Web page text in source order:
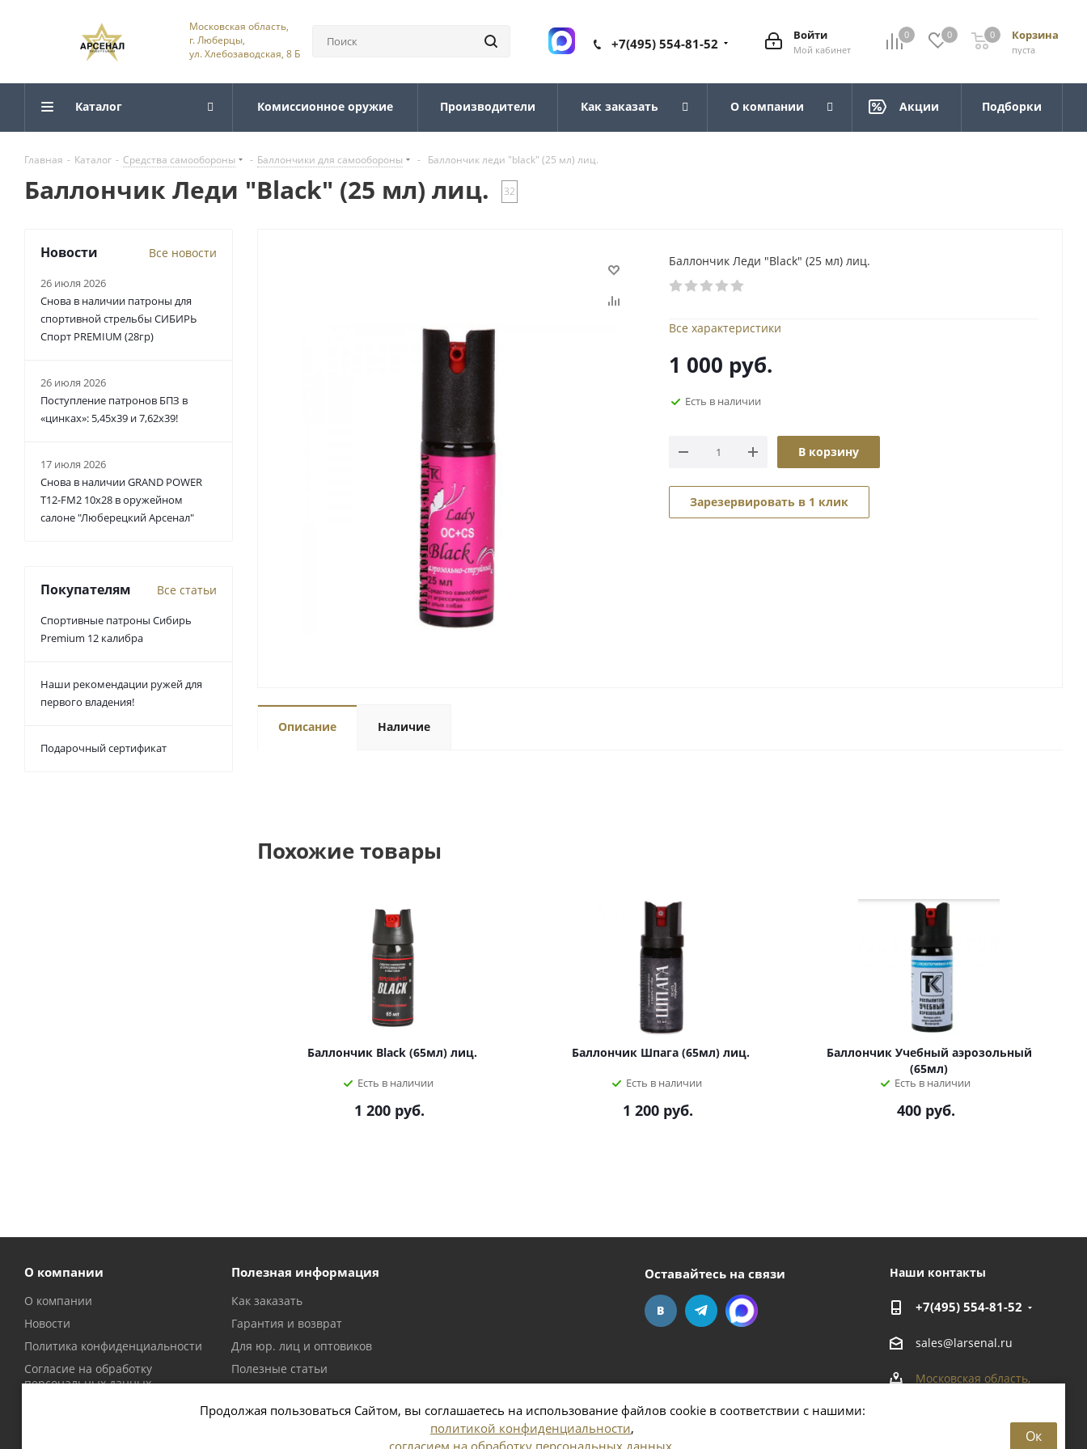
Продолжая пользоваться Сайтом, вы соглашаетесь на использование файлов cookie в соответствии с нашими:
политикой конфиденциальности,
согласием на обработку персональных данных
Ок
Московская область,
г. Люберцы,
ул. Хлебозаводская, 8 Б
0 0 Корзина
пуста
0
Войти
Мой кабинет
+7(495) 554-81-52
Каталог Комиссионное оружие Производители Как заказать О компании Акции Подборки
Главная - Каталог - Средства самообороны - Баллончики для самообороны - Баллончик леди "black" (25 мл) лиц.
Баллончик Леди "Black" (25 мл) лиц. 32
Баллончик Леди "Black" (25 мл) лиц.
Все характеристики
1 000 руб.
Есть в наличии
В корзину
Зарезервировать в 1 клик
Описание Наличие
Похожие товары
Баллончик Black (65мл) лиц.
Есть в наличии
1 200руб.
Баллончик Шпага (65мл) лиц.
Есть в наличии
1 200руб.
Баллончик Учебный аэрозольный
(65мл)
Есть в наличии
400 руб.
Новости Все новости
26 июля 2026
Снова в наличии патроны для
спортивной стрельбы СИБИРЬ
Спорт PREMIUM (28гр)
26 июля 2026
Поступление патронов БПЗ в
«цинках»: 5,45х39 и 7,62х39!
17 июля 2026
Снова в наличии GRAND POWER
T12-FM2 10x28 в оружейном
салоне "Люберецкий Арсенал"
Покупателям Все статьи
Спортивные патроны Сибирь
Premium 12 калибра
Наши рекомендации ружей для
первого владения!
Подарочный сертификат
О компании
О компании
Новости
Политика конфиденциальности
Согласие на обработку
персональных данных
Полезная информация
Как заказать
Гарантия и возврат
Для юр. лиц и оптовиков
Полезные статьи
Оставайтесь на связи Наши контакты
+7(495) 554-81-52
sales@larsenal.ru
Московская область,